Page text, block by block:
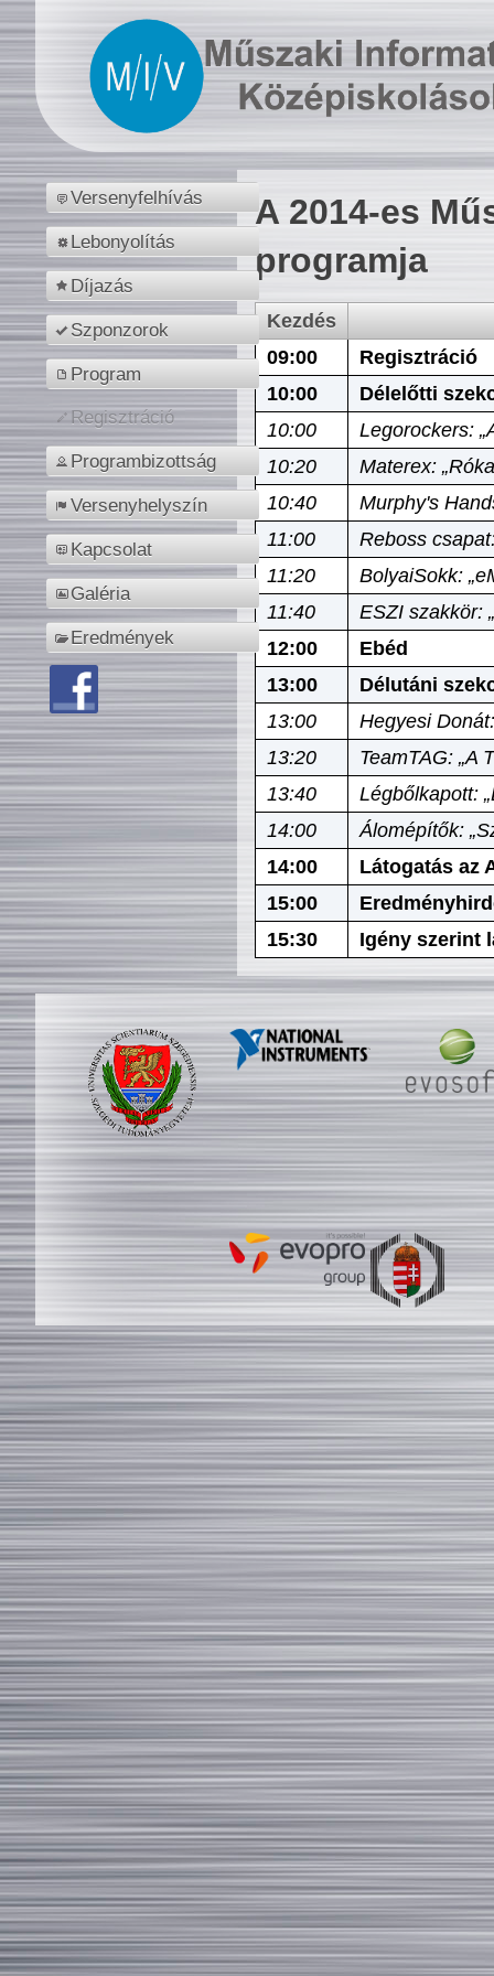
Versenyfelhívás
Lebonyolítás
Díjazás
Szponzorok
Program
Regisztráció
Programbizottság
Versenyhelyszín
Kapcsolat
Galéria
Eredmények
A 2014-es
programja
Kezdés
09:00
Regisztráció
10:00
Délelőtti
10:00
Legorockers:
10:20
Materex:
10:40
Murphy's
11:00
Reboss
11:20
BolyaiSokk:
11:40
ESZI szakkör:
12:00
Ebéd
13:00
Délutáni
13:00
Hegyesi
13:20
TeamTAG: „A
13:40
Légbőlkapott:
14:00
Álomépítők:
14:00
Látogatás az
15:00
15:30
Igény szerint